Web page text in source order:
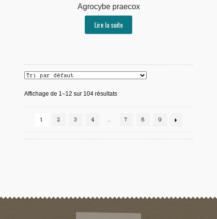
Agrocybe praecox
Lire la suite
Affichage de 1–12 sur 104 résultats
1 2 3 4 7 8 9